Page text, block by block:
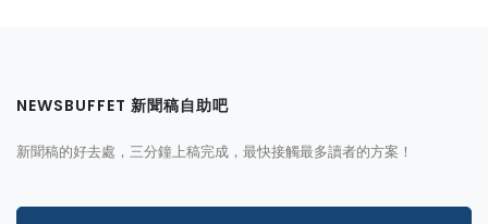
NEWSBUFFET 新聞稿自助吧
新聞稿的好去處，三分鐘上稿完成，最快接觸最多讀者的方案！